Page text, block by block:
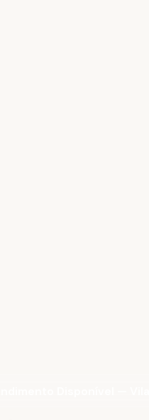
Disponível — Vila